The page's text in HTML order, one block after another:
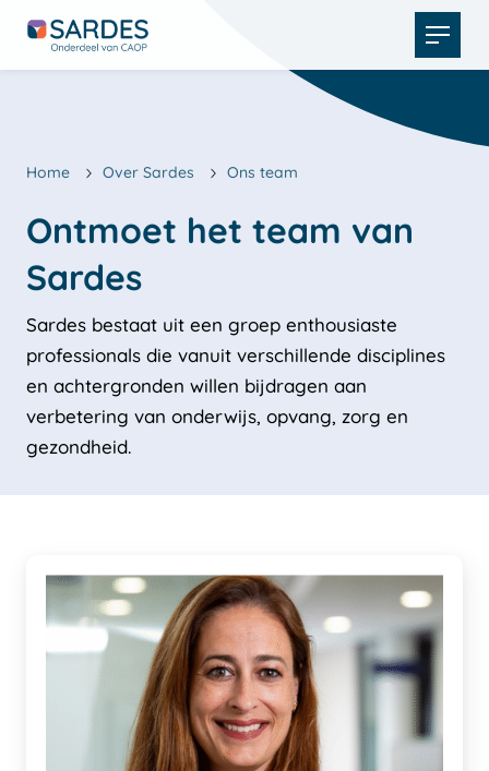
Open
menu
Home Over Sardes Ons team
Ontmoet het team van
Sardes bestaat uit een groep enthousiaste
professionals die vanuit verschillende disciplines
en achtergronden willen bijdragen aan
verbetering van onderwijs, opvang, zorg en
gezondheid.